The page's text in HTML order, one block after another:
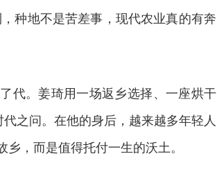
种地不是苦差事，现代农业真的有奔
代。姜琦用一场返乡选择、一座烘干
之问。在他的身后，越来越多年轻人
，而是值得托付一生的沃土。